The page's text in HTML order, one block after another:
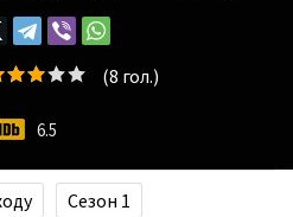
(8 гол.)
6.5
Сезон 1